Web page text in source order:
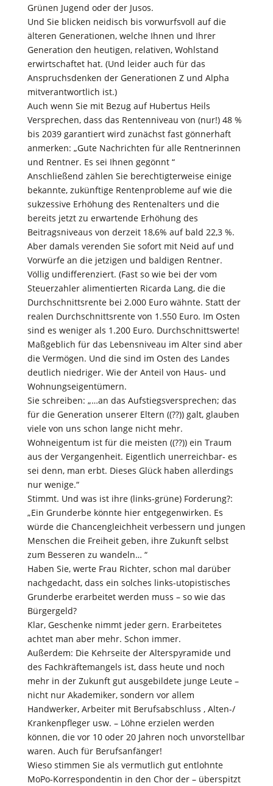
Grünen Jugend oder der Jusos.
Und Sie blicken neidisch bis vorwurfsvoll auf die
älteren Generationen, welche Ihnen und Ihrer
Generation den heutigen, relativen, Wohlstand
erwirtschaftet hat. (Und leider auch für das
Anspruchsdenken der Generationen Z und Alpha
mitverantwortlich ist.)
Auch wenn Sie mit Bezug auf Hubertus Heils
Versprechen, dass das Rentenniveau von (nur!) 48 %
bis 2039 garantiert wird zunächst fast gönnerhaft
anmerken: „Gute Nachrichten für alle Rentnerinnen
und Rentner. Es sei Ihnen gegönnt “
Anschließend zählen Sie berechtigterweise einige
bekannte, zukünftige Rentenprobleme auf wie die
sukzessive Erhöhung des Rentenalters und die
bereits jetzt zu erwartende Erhöhung des
Beitragsniveaus von derzeit 18,6% auf bald 22,3 %.
Aber damals verenden Sie sofort mit Neid auf und
Vorwürfe an die jetzigen und baldigen Rentner.
Völlig undifferenziert. (Fast so wie bei der vom
Steuerzahler alimentierten Ricarda Lang, die die
Durchschnittsrente bei 2.000 Euro wähnte. Statt der
realen Durchschnittsrente von 1.550 Euro. Im Osten
sind es weniger als 1.200 Euro. Durchschnittswerte!
Maßgeblich für das Lebensniveau im Alter sind aber
die Vermögen. Und die sind im Osten des Landes
deutlich niedriger. Wie der Anteil von Haus- und
Wohnungseigentümern.
Sie schreiben: „…an das Aufstiegsversprechen; das
für die Generation unserer Eltern ((??)) galt, glauben
viele von uns schon lange nicht mehr.
Wohneigentum ist für die meisten ((??)) ein Traum
aus der Vergangenheit. Eigentlich unerreichbar- es
sei denn, man erbt. Dieses Glück haben allerdings
nur wenige.“
Stimmt. Und was ist ihre (links-grüne) Forderung?:
„Ein Grunderbe könnte hier entgegenwirken. Es
würde die Chancengleichheit verbessern und jungen
Menschen die Freiheit geben, ihre Zukunft selbst
zum Besseren zu wandeln… “
Haben Sie, werte Frau Richter, schon mal darüber
nachgedacht, dass ein solches links-utopistisches
Grunderbe erarbeitet werden muss – so wie das
Bürgergeld?
Klar, Geschenke nimmt jeder gern. Erarbeitetes
achtet man aber mehr. Schon immer.
Außerdem: Die Kehrseite der Alterspyramide und
des Fachkräftemangels ist, dass heute und noch
mehr in der Zukunft gut ausgebildete junge Leute –
nicht nur Akademiker, sondern vor allem
Handwerker, Arbeiter mit Berufsabschluss , Alten-/
Krankenpfleger usw. – Löhne erzielen werden
können, die vor 10 oder 20 Jahren noch unvorstellbar
waren. Auch für Berufsanfänger!
Wieso stimmen Sie als vermutlich gut entlohnte
MoPo-Korrespondentin in den Chor der – überspitzt